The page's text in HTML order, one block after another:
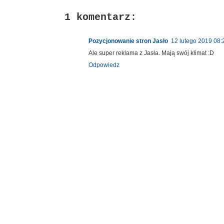
1 komentarz:
Pozycjonowanie stron Jasło 12 lutego 2019
Ale super reklama z Jasła. Mają swój klimat :D
Odpowiedz